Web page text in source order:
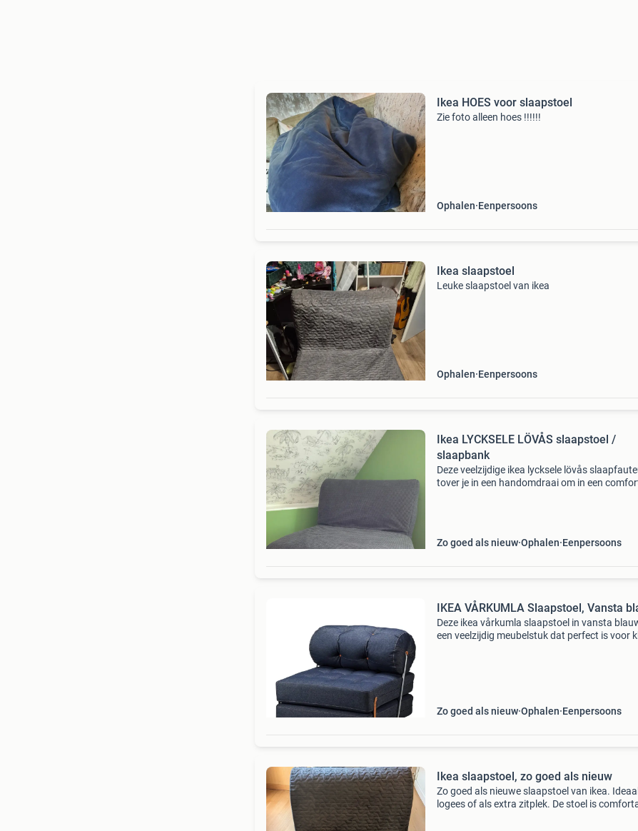
Ikea HOES voor slaapstoel
Zie foto alleen hoes !!!!!!
Ophalen Eenpersoons
Ikea slaapstoel
Leuke slaapstoel van ikea
Ophalen Eenpersoons
Ikea LYCKSELE LÖVÅS slaapstoel /
slaapbank
Deze veelzijdige ikea lycksele lövås
tover je in een handomdraai om in een
Zo goed als nieuw Ophalen Eenpersoons
IKEA VÅRKUMLA Slaapstoel, Vansta
Deze ikea vårkumla slaapstoel in vansta
een veelzijdig meubelstuk dat perfect is voor
Zo goed als nieuw Ophalen Eenpersoons
Ikea slaapstoel, zo goed als nieuw
Zo goed als nieuwe slaapstoel van ikea.
logees of als extra zitplek. De stoel is